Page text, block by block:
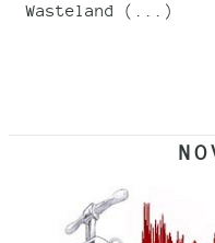
Wasteland (...)